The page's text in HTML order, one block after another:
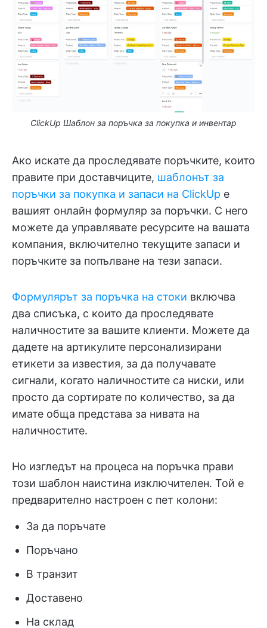
ClickUp Шаблон за поръчка за покупка и инвентар
Ако искате да проследявате поръчките, които
правите при доставчиците, шаблонът за
поръчки за покупка и запаси на ClickUp е
вашият онлайн формуляр за поръчки. С него
можете да управлявате ресурсите на вашата
компания, включително текущите запаси и
поръчките за попълване на тези запаси.
Формулярът за поръчка на стоки включва
два списъка, с които да проследявате
наличностите за вашите клиенти. Можете да
дадете на артикулите персонализирани
етикети за известия, за да получавате
сигнали, когато наличностите са ниски, или
просто да сортирате по количество, за да
имате обща представа за нивата на
наличностите.
Но изгледът на процеса на поръчка прави
този шаблон наистина изключителен. Той е
предварително настроен с пет колони:
За да поръчате
Поръчано
В транзит
Доставено
На склад